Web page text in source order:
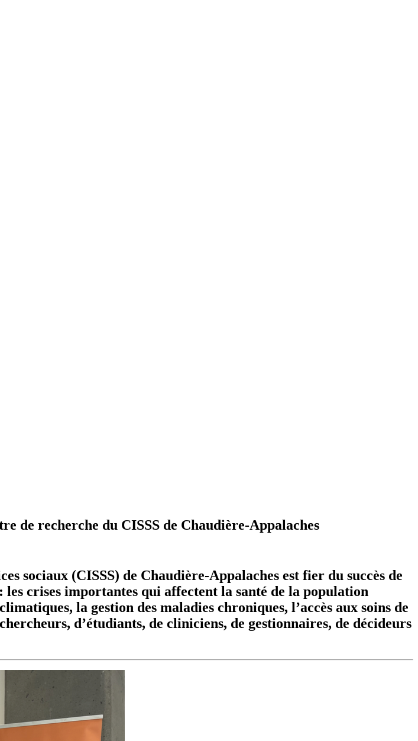
de recherche du CISSS de Chaudière-Appalaches
sociaux (CISSS) de Chaudière-Appalaches est fier du succès de
crises importantes qui affectent la santé de la population
la gestion des maladies chroniques, l’accès aux soins de
d’étudiants, de cliniciens, de gestionnaires, de décideurs